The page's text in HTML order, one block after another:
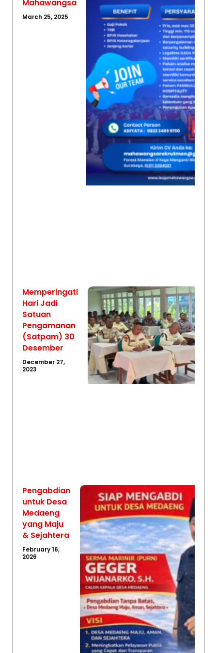
Mahawangsa
March 25, 2025
Memperingati
Hari Jadi
Satuan
Pengamanan
(Satpam) 30
Desember
December 27,
2023
Pengabdian
untuk Desa
Medaeng
yang Maju
& Sejahtera
February 16,
2026